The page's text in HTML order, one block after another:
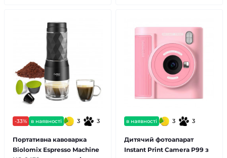
-33% в наявності 3 3
Портативна кавоварка
Biolomix Espresso Machine
в наявності 3 3
Дитячий фотоапарат
Instant Print Camera P99 з